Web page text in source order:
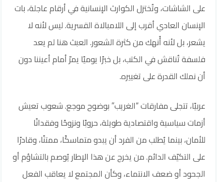
على الشاشات، وتُختزل الكوارث الإنسانية في أرقام عاجلة، بات
الإنسان العادي أقرب إلى اللامبالاة القسرية. ليس لأنه لا
يشعر، بل لأنه أُنهك من كثرة الشعور. العبث هنا لم يعد
فلسفة تُناقش في الكتب، بل خبرًا يوميًا يمرّ أمام أعيننا دون
أن نملك القدرة على تغييره.
عربيًا، تتجلى مفارقات “الغريب” بوضوح موجع. شعوب تعيش
أزمات سياسية واقتصادية طويلة، حروبًا ونزوحًا وفقدانًا
للأمان، بينما يُطلب من الفرد أن يبدو متماسكًا، ممتنًا، وقادرًا
على التكيّف الدائم. من يخرج عن هذا الإطار يُوصم بالتشاؤم أو
الجحود أو ضعف الانتماء، وكأن المجتمع لا يعاقب الفعل